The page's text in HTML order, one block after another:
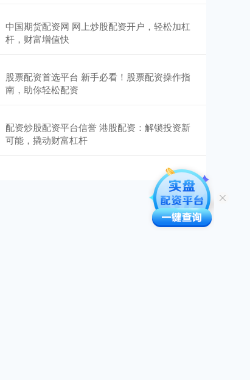
中国期货配资网 网上炒股配资开户，轻松加杠
杆，财富增值快
股票配资首选平台 新手必看！股票配资操作指
南，助你轻松配资
配资炒股配资平台信誉 港股配资：解锁投资新
可能，撬动财富杠杆